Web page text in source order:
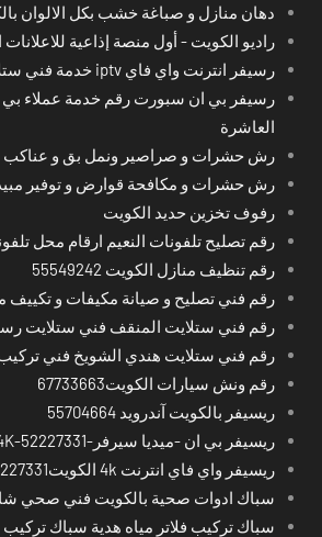
دهان منازل و صباغة خشب بكل الالوان
راديو الكويت - أول منصة إذاعية
رسيفر انترنت واي فاي iptv خدمة فني ستلايت المنقف
رسيفر بي ان سبورت رقم خدمة عملاء
العاشرة
رش حشرات و صراصير ونمل بق و عناكب
رش حشرات و مكافحة قوارض و توفير
رفوف تخزين حديد الكويت
رقم تصليح تلفونات النعيم ارقام محل
رقم تنظيف منازل الكويت 55549242
رقم فني تصليح و صيانة مكيفات و تكييف
رقم فني ستلايت المنقف فني ستلايت
رقم فني ستلايت هندي الشويخ فني
رقم ونش سيارات الكويت67733663
ريسيفر بالكويت آندرويد 55704664
ريسيفر بي ان -ميديا سيرفر-4K-52227331
ريسيفر واي فاي انترنت 4k الكويت52227331
سباك ادوات صحية بالكويت فني صحي
سباك تركيب فلاتر مياه هدية سباك